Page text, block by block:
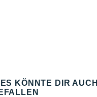
KÖNNTE DIR AUCH